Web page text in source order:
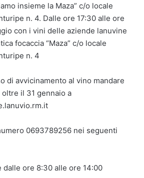
insieme la Maza” c/o locale
n. 4. Dalle ore 17:30 alle ore
con i vini delle aziende lanuvine
focaccia “Maza” c/o locale
n. 4
di avvicinamento al vino mandare
il 31 gennaio a
0693789256 nei seguenti
dalle ore 8:30 alle ore 14:00